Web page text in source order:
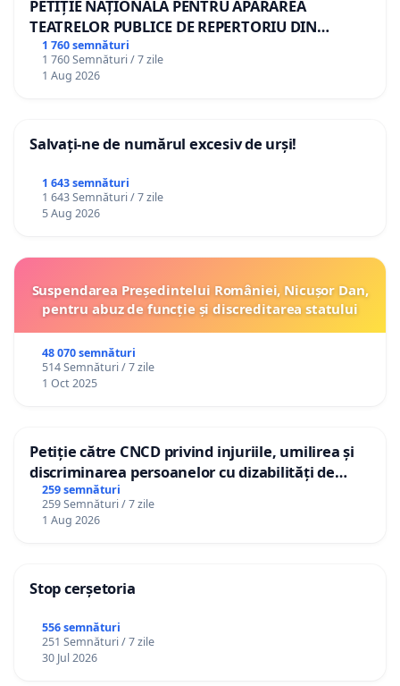
PETIȚIE NAȚIONALĂ PENTRU APĂRAREA
TEATRELOR PUBLICE DE REPERTORIU DIN
ROMÂNIA
1 760 semnături
1 760 Semnături / 7 zile
1 Aug 2026
Salvați-ne de numărul excesiv de urși!
1 643 semnături
1 643 Semnături / 7 zile
5 Aug 2026
Suspendarea Președintelui României, Nicușor Dan,
pentru abuz de funcție și discreditarea statului
48 070 semnături
514 Semnături / 7 zile
1 Oct 2025
Petiție către CNCD privind injuriile, umilirea și
discriminarea persoanelor cu dizabilități de
către utilizatorul TikTok „Gorici”
259 semnături
259 Semnături / 7 zile
1 Aug 2026
Stop cerșetoria
556 semnături
251 Semnături / 7 zile
30 Jul 2026